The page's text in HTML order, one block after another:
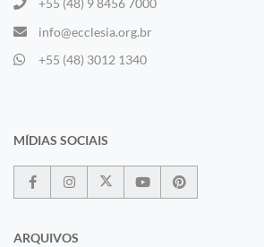
+55 (48) 9 8456 7000
info@ecclesia.org.br
+55 (48) 3012 1340
MÍDIAS SOCIAIS
ARQUIVOS